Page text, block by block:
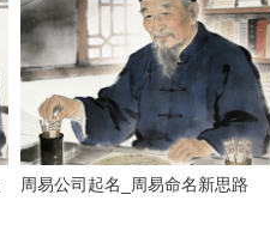
周易公司起名_周易命名新思路